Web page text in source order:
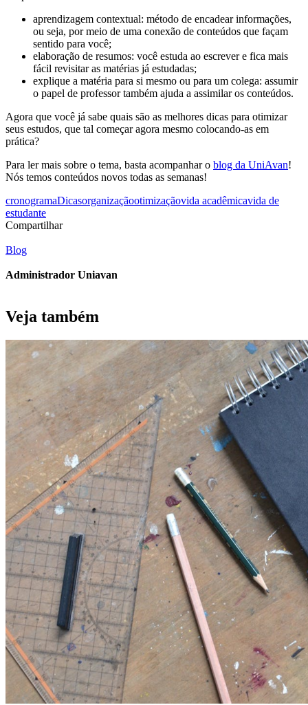
aprendizagem contextual: método de encadear informações,
ou seja, por meio de uma conexão de conteúdos que façam
sentido para você;
elaboração de resumos: você estuda ao escrever e fica mais
fácil revisitar as matérias já estudadas;
explique a matéria para si mesmo ou para um colega: assumir
o papel de professor também ajuda a assimilar os conteúdos.
Agora que você já sabe quais são as melhores dicas para otimizar
seus estudos, que tal começar agora mesmo colocando-as em
prática?
Para ler mais sobre o tema, basta acompanhar o blog da UniAvan!
Nós temos conteúdos novos todas as semanas!
cronogramaDicasorganizaçãootimizaçãovida acadêmicavida de
estudante
Compartilhar
Blog
Administrador Uniavan
Veja também